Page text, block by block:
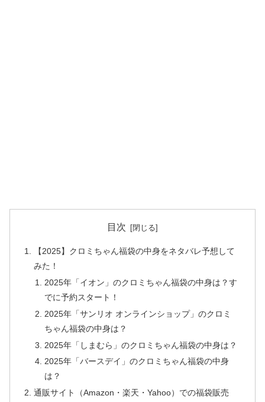
目次
【2025】クロミちゃん福袋の中身をネタバレ予想して
みた！
2025年「イオン」のクロミちゃん福袋の中身は？す
でに予約スタート！
2025年「サンリオ オンラインショップ」のクロミ
ちゃん福袋の中身は？
2025年「しまむら」のクロミちゃん福袋の中身は？
2025年「バースデイ」のクロミちゃん福袋の中身
は？
通販サイト（Amazon・楽天・Yahoo）での福袋販売